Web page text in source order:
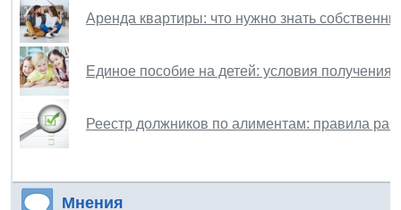
Аренда квартиры: что нужно знать
Единое пособие на детей: условия получения
Реестр должников по алиментам: правила
Мнения